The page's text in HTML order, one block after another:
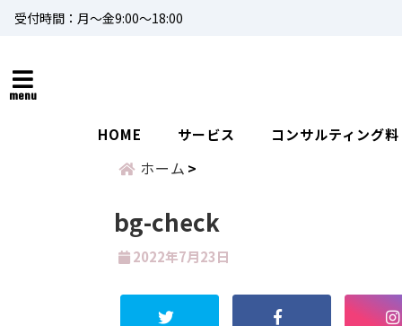
受付時間：月～金9:00～18:00
menu
HOME サービス コンサルティング料
ホーム
bg-check
2022年7月23日